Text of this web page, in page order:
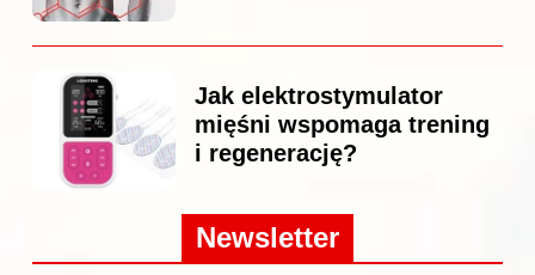
Jak elektrostymulator
mięśni wspomaga trening
i regenerację?
Newsletter